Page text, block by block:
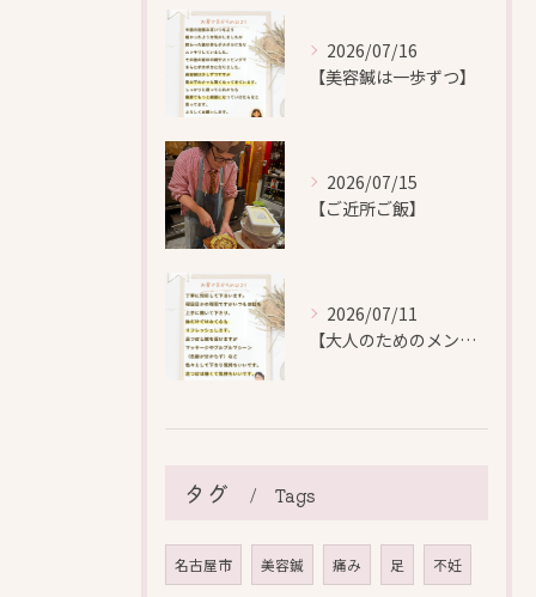
2026/07/16
【美容鍼は一歩ずつ】
2026/07/15
【ご近所ご飯】
2026/07/11
【大人のためのメンテナンス鍼灸】
タグ Tags
名古屋市 美容鍼 痛み 足 不妊